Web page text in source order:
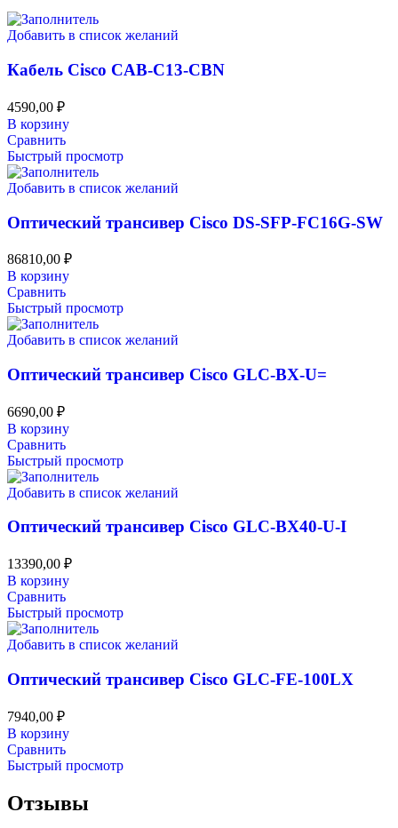
Добавить в список желаний
Кабель Cisco CAB-C13-CBN
4590,00 ₽
В корзину
Сравнить
Быстрый просмотр
Добавить в список желаний
Оптический трансивер Cisco DS-SFP-FC16G-SW
86810,00 ₽
В корзину
Сравнить
Быстрый просмотр
Добавить в список желаний
Оптический трансивер Cisco GLC-BX-U=
6690,00 ₽
В корзину
Сравнить
Быстрый просмотр
Добавить в список желаний
Оптический трансивер Cisco GLC-BX40-U-I
13390,00 ₽
В корзину
Сравнить
Быстрый просмотр
Добавить в список желаний
Оптический трансивер Cisco GLC-FE-100LX
7940,00 ₽
В корзину
Сравнить
Быстрый просмотр
Отзывы